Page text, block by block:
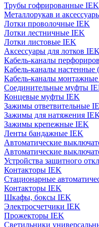
Трубы гофрированные IEK
Металлорукав и
Лотки проволочные IEK
Лотки лестничные IEK
Лотки листовые IEK
Аксессуары для лотков IEK
Кабель-каналы
Кабель-каналы настенные
Кабель-каналы
Соединительные муфты
Концевые муфты IEK
Зажимы ответвительные
Зажимы для натяжения
Зажимы крепежные IEK
Ленты бандажные IEK
Автоматические
Автоматические
Устройства защитного
Контакторы IEK
Стационарные
Контакторы IEK
Шкафы, боксы IEK
Электросчетчики IEK
Прожекторы IEK
Светильники